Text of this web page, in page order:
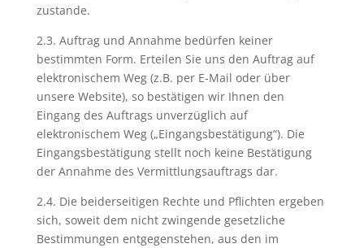
zustande.
2.3. Auftrag und Annahme bedürfen keiner
bestimmten Form. Erteilen Sie uns den Auftrag auf
elektronischem Weg (z.B. per E-Mail oder über
unsere Website), so bestätigen wir Ihnen den
Eingang des Auftrags unverzüglich auf
elektronischem Weg („Eingangsbestätigung“). Die
Eingangsbestätigung stellt noch keine Bestätigung
der Annahme des Vermittlungsauftrags dar.
2.4. Die beiderseitigen Rechte und Pflichten ergeben
sich, soweit dem nicht zwingende gesetzliche
Bestimmungen entgegenstehen, aus den im